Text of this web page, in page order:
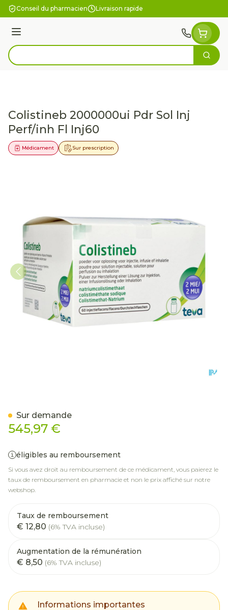
Aller au contenu
Conseil du pharmacien Livraison rapide
Menu
Rechercher
Colistineb 2000000ui Pdr Sol Inj
Perf/inh Fl Inj60
Sur prescription
Médicament
545,97 €
éligibles au remboursement
Si vous avez droit au remboursement de ce médicament, vous paierez le
taux de remboursement en pharmacie et non le prix affiché sur notre
webshop.
Taux de remboursement
€ 12,80 (6% TVA incluse)
Augmentation de la rémunération
€ 8,50 (6% TVA incluse)
Informations importantes
Sur demande